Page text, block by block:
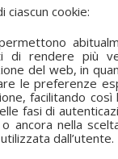
ciascun cookie:
di rendere più
del web, in
le preferenze
facilitando
fasi di
ancora nella
dall’utente.